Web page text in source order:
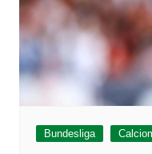
Bundesliga